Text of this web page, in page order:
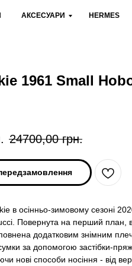
АКСЕСУАРИ HERMES
1961 Small
24700,00 грн.
в осінньо-зимовому сезоні
Повернута на перший
додатковим знімним
за допомогою застібки-
нові способи носіння - від